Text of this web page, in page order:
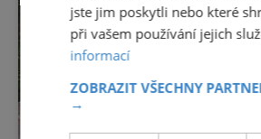
jste jim poskytli nebo které
při vašem používání jejich
informací
ZOBRAZIT VŠECHNY
→